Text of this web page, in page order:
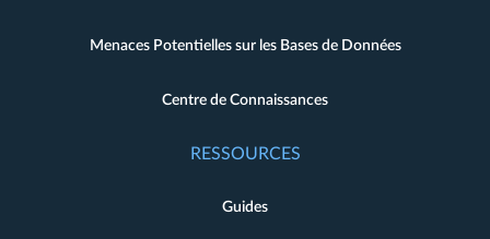
Menaces Potentielles sur les Bases de Données
Centre de Connaissances
RESSOURCES
Guides